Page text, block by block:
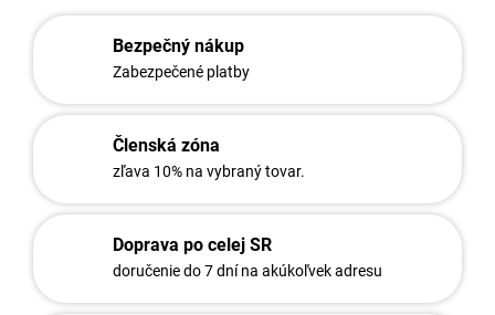
á
a
c
i
r
k
v
ý
Bezpečný nákup
Zabezpečené platby
Členská zóna
zľava 10% na vybraný tovar.
Doprava po celej SR
doručenie do 7 dní na akúkoľvek adresu